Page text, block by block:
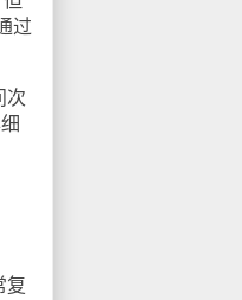
过
次
复